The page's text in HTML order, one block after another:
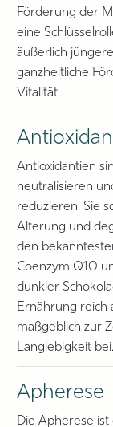
Förderung der
eine
äußerlich
ganzheitliche
Vitalität.
Antioxidantien
neutralisieren
reduzieren. Sie
Alterung und
den
Coenzym Q10
dunkler
Ernährung reich
maßgeblich zur
Langlebigkeit bei.
Apherese
Die Apherese ist